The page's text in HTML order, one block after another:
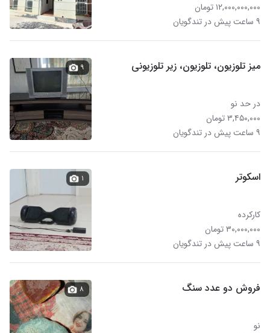
۱۲,۰۰۰,۰۰۰,۰۰۰ تومان
۹ ساعت پیش در تندگویان
میز تلوزیون، تلوزیون، زیر تلوزیونی
در حد نو
۳,۴۵۰,۰۰۰ تومان
۹ ساعت پیش در تندگویان
۹
اسکوتر
کارکرده
۳۰,۰۰۰,۰۰۰ تومان
۹ ساعت پیش در تندگویان
۱
فروش دو عدد سنگ
نو
۸